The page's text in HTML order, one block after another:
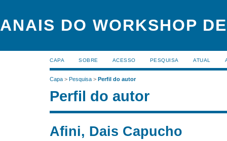
ANAIS DO WORKSHOP
CAPA SOBRE ACESSO PESQUISA ATUAL
Capa > Pesquisa > Perfil do autor
Perfil do autor
Afini, Dais Capucho